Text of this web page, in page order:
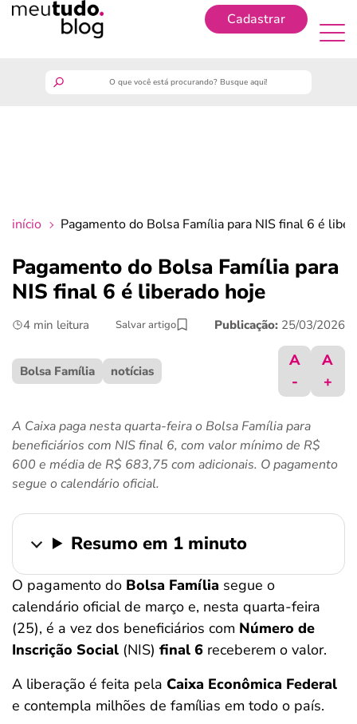
Cadastrar
crédito fácil
últimas notícias
ferramentas
início Pagamento do Bolsa Família para NIS final 6 é
Pagamento do Bolsa Família para
NIS final 6 é liberado hoje
4 min leitura Salvar artigo Publicação: 25/03/2026
Bolsa Família notícias
A
-
A
+
A Caixa paga nesta quarta-feira o Bolsa Família para
beneficiários com NIS final 6, com valor mínimo de R$
600 e média de R$ 683,75 com adicionais. O pagamento
segue o calendário oficial.
Resumo em 1 minuto
O pagamento do Bolsa Família segue o
calendário oficial de março e, nesta quarta-feira
(25), é a vez dos beneficiários com Número de
Inscrição Social (NIS) final 6 receberem o valor.
A liberação é feita pela Caixa Econômica Federal
e contempla milhões de famílias em todo o país.